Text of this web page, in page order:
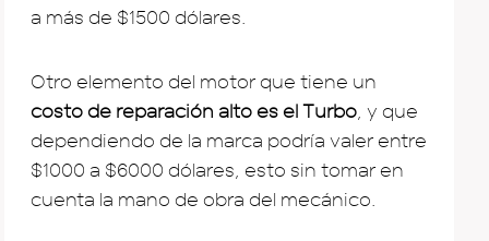
a más de $1500 dólares.
Otro elemento del motor que tiene un
costo de reparación alto es el Turbo , y que
dependiendo de la marca podría valer entre
$1000 a $6000 dólares, esto sin tomar en
cuenta la mano de obra del mecánico.